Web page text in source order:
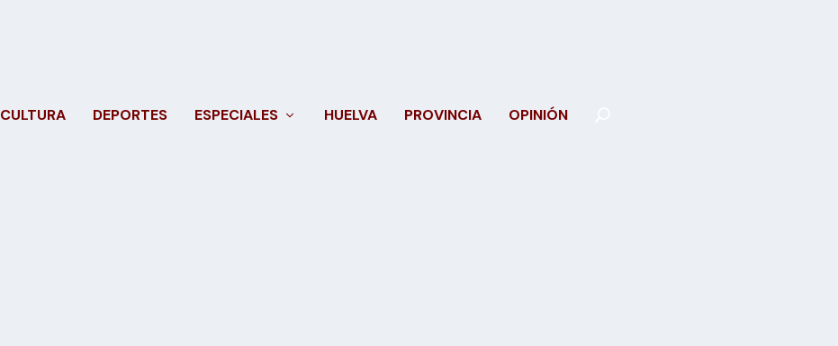
CULTURA DEPORTES ESPECIALES HUELVA PROVINCIA OPINIÓN